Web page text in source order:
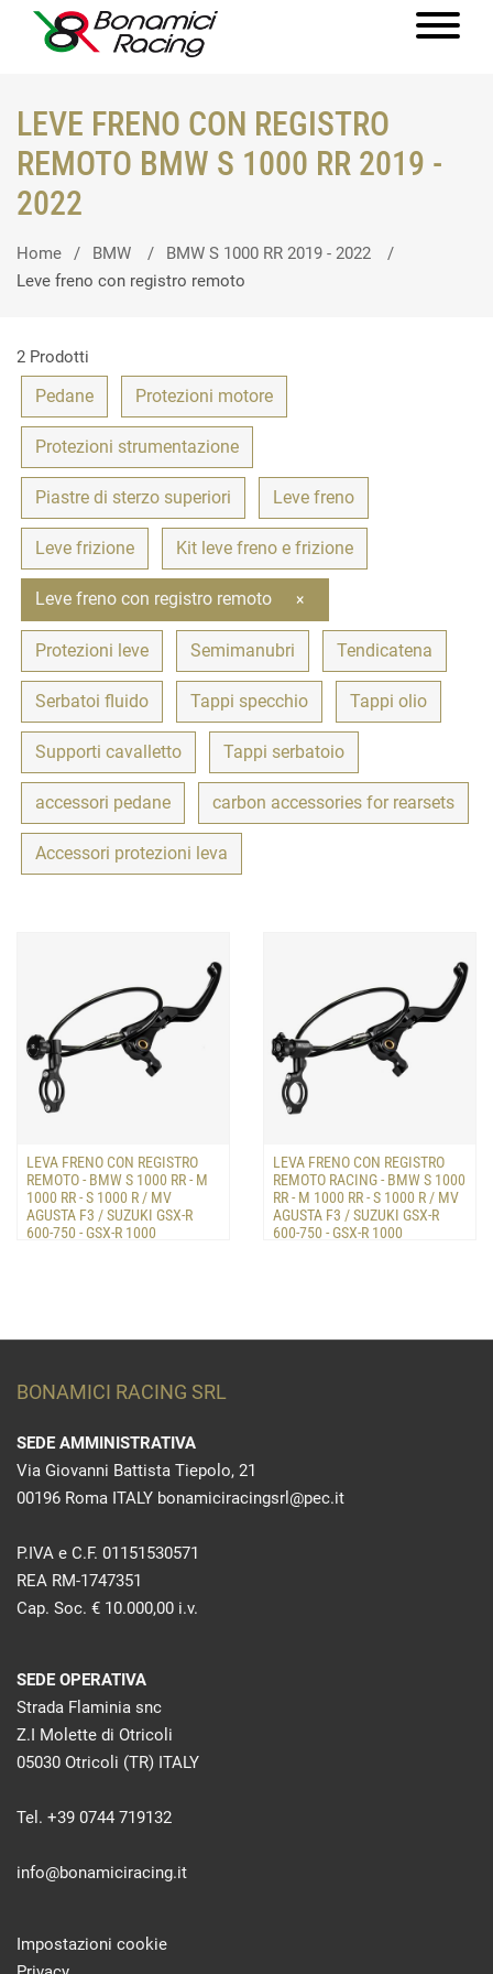
LEVE FRENO CON REGISTRO
REMOTO BMW S 1000 RR 2019 -
2022
Home BMW
BMW S 1000 RR 2019 - 2022
Leve freno con registro remoto
2 Prodotti
Pedane Protezioni motore
Protezioni strumentazione
Piastre di sterzo superiori Leve freno
Leve frizione Kit leve freno e frizione
Leve freno con registro remoto ×
Protezioni leve Semimanubri Tendicatena
Serbatoi fluido Tappi specchio Tappi olio
Supporti cavalletto Tappi serbatoio
accessori pedane carbon accessories for rearsets
Accessori protezioni leva
LEVA FRENO CON REGISTRO
REMOTO - BMW S 1000 RR - M
1000 RR - S 1000 R / MV
AGUSTA F3 / SUZUKI GSX-R
600-750 - GSX-R 1000
LEVA FRENO CON REGISTRO
REMOTO RACING - BMW S 1000
RR - M 1000 RR - S 1000 R / MV
AGUSTA F3 / SUZUKI GSX-R
600-750 - GSX-R 1000
BONAMICI RACING SRL
SEDE AMMINISTRATIVA
Via Giovanni Battista Tiepolo, 21
00196 Roma ITALY bonamiciracingsrl@pec.it
P.IVA e C.F. 01151530571
REA RM-1747351
Cap. Soc. € 10.000,00 i.v.
SEDE OPERATIVA
Strada Flaminia snc
Z.I Molette di Otricoli
05030 Otricoli (TR) ITALY
Tel. +39 0744 719132
info@bonamiciracing.it
Impostazioni cookie